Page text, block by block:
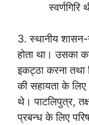
स्वर्णगिरि
3. स्थानीय
होता था। उसका
इकट्ठा करना तथा
की सहायता के लिए
थे। पाटलिपुत्र,
प्रबन्ध के लिए